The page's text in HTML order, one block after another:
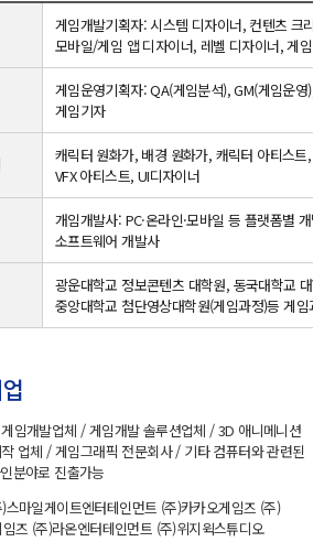
게임개발기획자: 시스템 디자이너, 컨텐츠 크리
모바일/게임 앱 디자이너, 레벨 디자이너, 게임 밸
게임운영기획자: QA(게임분석), GM(게임운영),
게임기자
캐릭터 원화가, 배경 원화가, 캐릭터 아티스트,
VFX 아티스트, UI디자이너
개임개발사: PC·온라인·모바일 등 플랫폼별 개
소프트웨어 개발사
광운대학교 정보콘텐츠 대학원, 동국대학교 대학
중앙대학교 첨단영상대학원(게임과정)등 게임과
임개발업체 / 게임개발 솔루션업체 / 3D 애니메니션
업체 / 게임그래픽 전문회사 / 기타 컴퓨터와 관련된
분야로 진출가능
스마일게이트엔터테인먼트 (주)카카오게임즈 (주)
즈 (주)라온엔터테인먼트 (주)위지윅스튜디오